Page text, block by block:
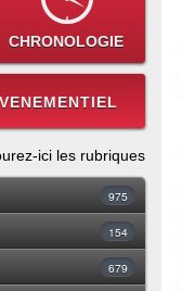
CHRONOLOGIE
ici les rubriques
975
154
679